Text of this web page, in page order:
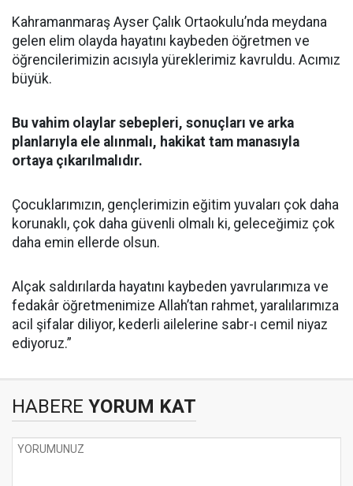
Kahramanmaraş Ayser Çalık Ortaokulu’nda meydana
gelen elim olayda hayatını kaybeden öğretmen ve
öğrencilerimizin acısıyla yüreklerimiz kavruldu. Acımız
büyük.
Bu vahim olaylar sebepleri, sonuçları ve arka
planlarıyla ele alınmalı, hakikat tam manasıyla
ortaya çıkarılmalıdır.
Çocuklarımızın, gençlerimizin eğitim yuvaları çok daha
korunaklı, çok daha güvenli olmalı ki, geleceğimiz çok
daha emin ellerde olsun.
Alçak saldırılarda hayatını kaybeden yavrularımıza ve
fedakâr öğretmenimize Allah’tan rahmet, yaralılarımıza
acil şifalar diliyor, kederli ailelerine sabr-ı cemil niyaz
ediyoruz.”
HABERE YORUM KAT